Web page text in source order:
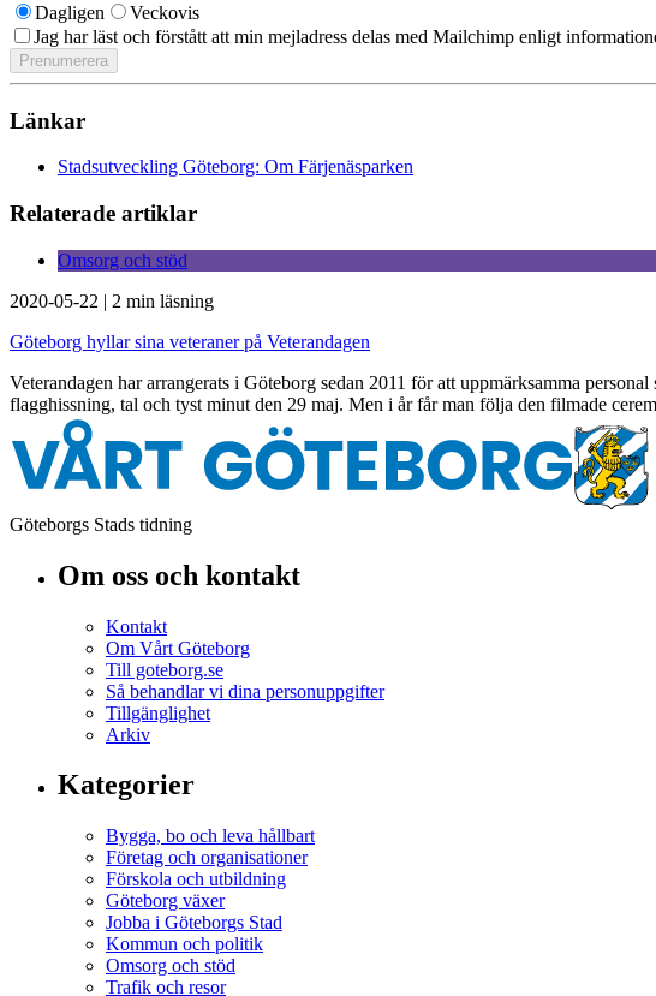
Dagligen
Veckovis
Jag har läst och förstått att min mejladress delas med Mailchimp enligt
Länkar
Stadsutveckling Göteborg: Om Färjenäsparken
Relaterade artiklar
Omsorg och stöd
2020-05-22 | 2 min läsning
Göteborg hyllar sina veteraner på Veterandagen
Veterandagen har arrangerats i Göteborg sedan 2011 för att uppmärksamma
flagghissning, tal och tyst minut den 29 maj. Men i år får man följa den filmade
Göteborgs Stads tidning
Om oss och kontakt
Kontakt
Om Vårt Göteborg
Till goteborg.se
Så behandlar vi dina personuppgifter
Tillgänglighet
Arkiv
Kategorier
Bygga, bo och leva hållbart
Företag och organisationer
Förskola och utbildning
Göteborg växer
Jobba i Göteborgs Stad
Kommun och politik
Omsorg och stöd
Trafik och resor